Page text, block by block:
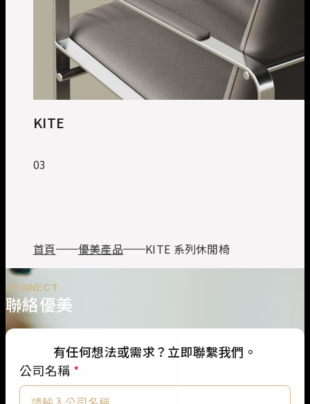
KITE
03
首頁 優美產品 KITE 系列休閒椅
CONNECT
聯絡優美
有任何想法或需求？立即聯繫我們。
公司名稱 *